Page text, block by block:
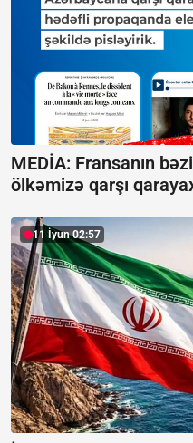
MEDİA: Fransanın
ölkəmizə qarşı
11 İyun 02:57